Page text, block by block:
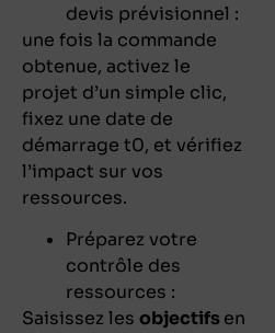
devis prévisionnel :
une fois la commande
obtenue, activez le
projet d’un simple clic,
fixez une date de
démarrage t0, et vérifiez
l’impact sur vos
ressources.
Préparez votre
contrôle des
ressources :
Saisissez les objectifsen